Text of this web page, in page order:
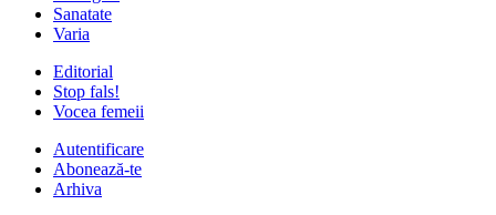
Sanatate
Varia
Editorial
Stop fals!
Vocea femeii
Autentificare
Abonează-te
Arhiva